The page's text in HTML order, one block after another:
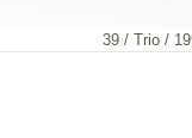
39 / Trio /